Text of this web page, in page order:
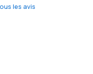
les avis